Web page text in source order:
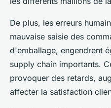
De plus, les erreurs
mauvaise saisie des
d'emballage, engendrent
supply chain importants.
provoquer des retards,
affecter la satisfaction